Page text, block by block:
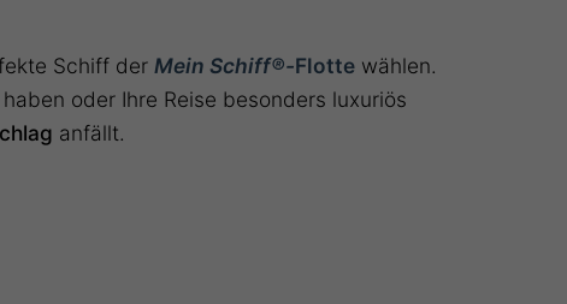
Schiff der Mein Schiff®-Flotte wählen.
oder Ihre Reise besonders luxuriös
anfällt.